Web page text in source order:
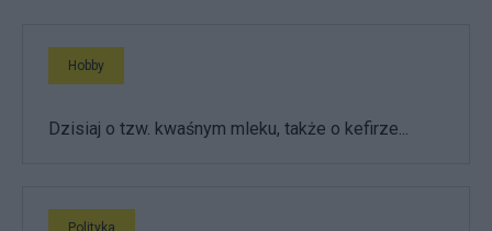
Hobby
Dzisiaj o tzw. kwaśnym mleku, także o kefirze...
Polityka